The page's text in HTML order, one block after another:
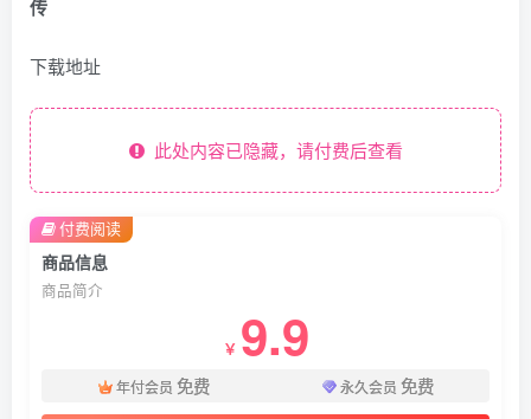
传
下载地址
此处内容已隐藏，请付费后查看
商品信息
商品简介
￥ 9.9
年付会员 免费 永久会员 免费
付费阅读